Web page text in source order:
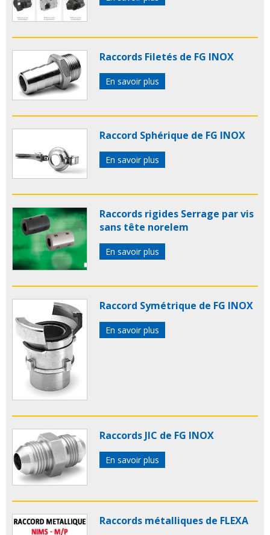
Raccords Filetés de FG INOX
En savoir plus
Raccord Sphérique de FG INOX
En savoir plus
Raccords rigides Serrage par vis
sans tête norelem
En savoir plus
Raccord Symétrique de FG INOX
En savoir plus
Raccords JIC de FG INOX
En savoir plus
Raccords métalliques de FLEXA